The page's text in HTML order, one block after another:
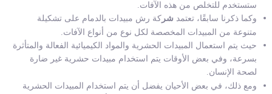
ستستخدم للتخلص من هذه الآفات.
وكما ذكرنا سابقًا، تعتمد شر كة رش مبيدات بالدمام على تشكيلة
متنوعة من المبيدات المخصصة لكل نوع من أنواع الآفات.
حيث يتم استعمال المبيدات الحشرية والمواد الكيميائية الفعالة والمتأثرة
بسرعة، وفي بعض الأوقات يتم استخدام مبيدات حشرية غير ضارة
لصحة الإنسان.
ومع ذلك، في بعض الأحيان يفضل أن يتم استخدام المبيدات الحشرية